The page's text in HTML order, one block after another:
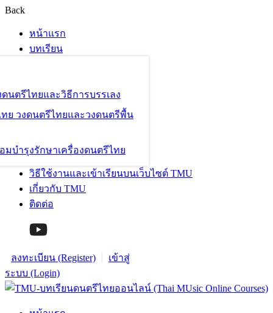
Back
หน้าแรก
บทเรียน
ดนตรีไทยและวิธีการบรรเลง
ทย วงดนตรีไทยและวงดนตรีพื้น
มบำรุงรักษาเครื่องดนตรีไทย
วิธีใช้งานและเข้าเรียนบนเว็บไซต์ TMU
เกี่ยวกับ TMU
ติดต่อ
ลงทะเบียน (Register)
เข้าสู่
ระบบ (Login)